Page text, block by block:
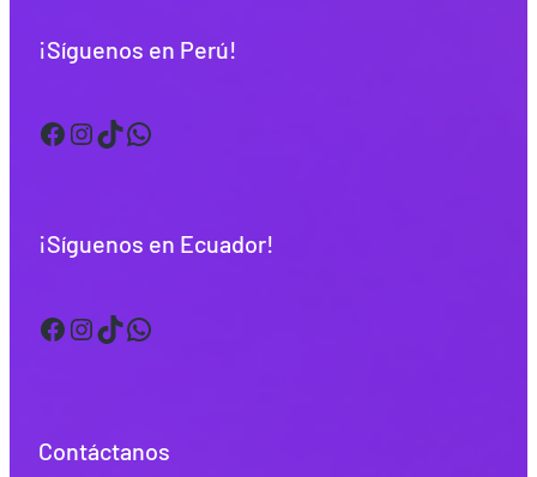
¡Síguenos en Perú!
Facebook InstagramTikTok WhatsApp
¡Síguenos en Ecuador!
Facebook InstagramTikTok WhatsApp
Contáctanos